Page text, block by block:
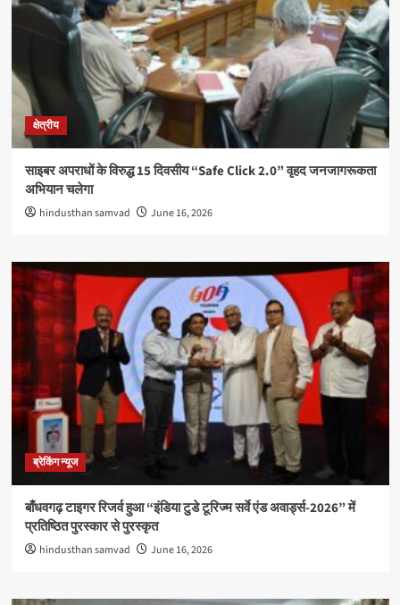
क्षेत्रीय
साइबर अपराधों के विरुद्ध 15 दिवसीय “Safe Click 2.0” वृहद जनजागरूकता
अभियान चलेगा
hindusthan samvad June 16, 2026
ब्रेकिंग न्यूज
बाँधवगढ़ टाइगर रिजर्व हुआ “इंडिया टुडे टूरिज्म सर्वे एंड अवार्ड्स-2026” में
प्रतिष्ठित पुरस्कार से पुरस्कृत
hindusthan samvad June 16, 2026